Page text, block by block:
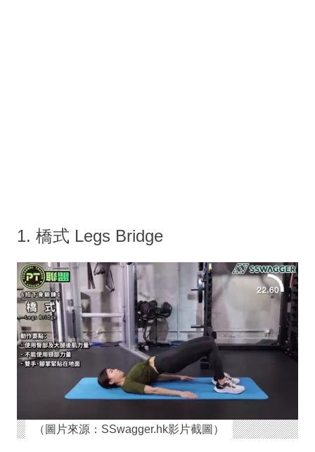
1. 橋式 Legs Bridge
（圖片來源：SSwagger.hk影片截圖）